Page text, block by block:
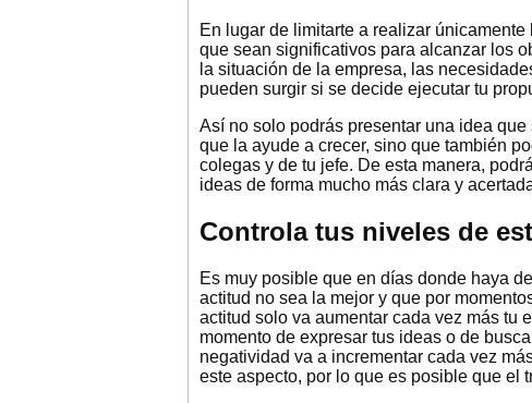
En lugar de limitarte a realizar
que sean significativos para alcanzar los
la situación de la empresa, las
pueden surgir si se decide ejecutar tu
Así no solo podrás presentar una idea
que la ayude a crecer, sino que también
colegas y de tu jefe. De esta manera,
ideas de forma mucho más clara y
Controla tus niveles de
Es muy posible que en días donde haya
actitud no sea la mejor y que por
actitud solo va aumentar cada vez más tu
momento de expresar tus ideas o de
negatividad va a incrementar cada vez
este aspecto, por lo que es posible que el